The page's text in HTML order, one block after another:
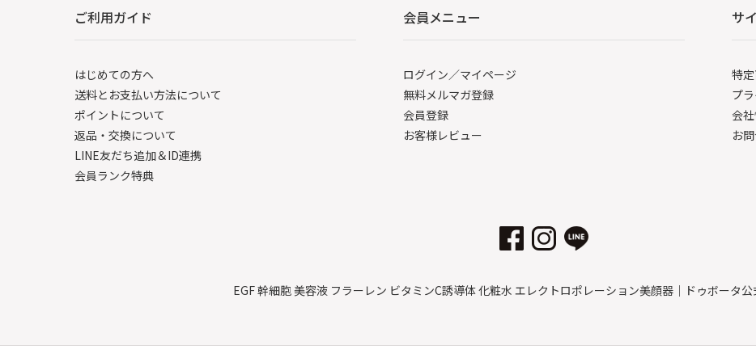
ご利用ガイド
はじめての方へ
送料とお支払い方法について
ポイントについて
返品・交換について
LINE友だち追加＆ID連携
会員ランク特典
会員メニュー
ログイン／マイページ
無料メルマガ登録
会員登録
お客様レビュー
サ
特
プ
会
お
EGF 幹細胞 美容液 フラーレン ビタミンC誘導体 化粧水 エレクトロポレーション美顔器｜ドゥボータ